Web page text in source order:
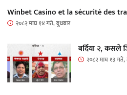
Winbet Casino et la sécurité des
२०८२ माघ १४ गते, बुधबार
बर्दिया २, कसले
२०८२ माघ १३